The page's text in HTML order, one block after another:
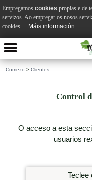
:: Comezo > Clientes
Control
O acceso a esta
usuarios
Teclee
Empregamos cookies propias e de
servizos. Ao empregar os nosos
cookies.
Máis información